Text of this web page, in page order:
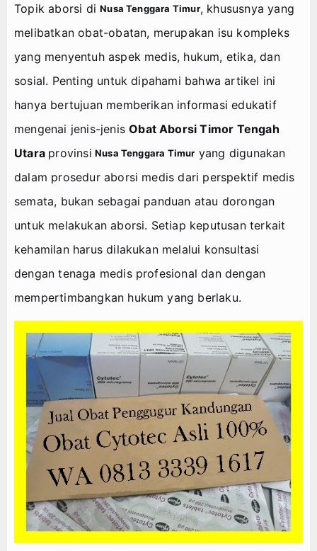
Topik aborsi diNusa Tenggara Timur, khususnya yang
melibatkan obat-obatan, merupakan isu kompleks
yang menyentuh aspek medis, hukum, etika, dan
sosial. Penting untuk dipahami bahwa artikel ini
hanya bertujuan memberikan informasi edukatif
mengenai jenis-jenisObat AborsiTimor Tengah
Utara provinsi Nusa Tenggara Timur yang digunakan
dalam prosedur aborsi medis dari perspektif medis
semata, bukan sebagai panduan atau dorongan
untuk melakukan aborsi. Setiap keputusan terkait
kehamilan harus dilakukan melalui konsultasi
dengan tenaga medis profesional dan dengan
mempertimbangkan hukum yang berlaku.